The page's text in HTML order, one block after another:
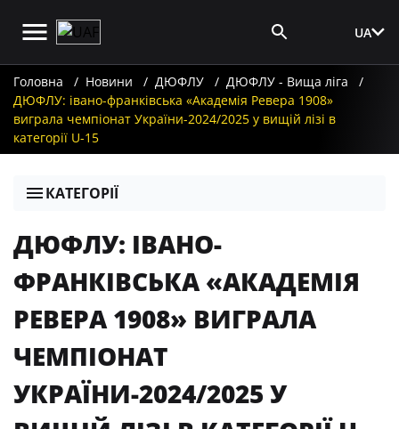
UA
Головна Новини ДЮФЛУ
ДЮФЛУ - Вища ліга
ДЮФЛУ: івано-франківська «Академія Ревера 1908»
виграла чемпіонат України-2024/2025 у вищій лізі в
категорії U-15
КАТЕГОРІЇ
ДЮФЛУ: ІВАНО-
ФРАНКІВСЬКА «АКАДЕМІЯ
РЕВЕРА 1908» ВИГРАЛА
ЧЕМПІОНАТ
УКРАЇНИ-2024/2025 У